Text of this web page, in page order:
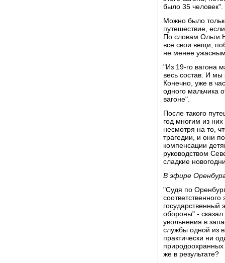
было 35 человек".
Можно было
путешествие,
По словам Ольги
все свои вещи,
не менее
"Из 19-го вагона
весь состав. И мы
Конечно, уже в
одного мальчика
вагоне".
После такого
год многим из
несмотря на то,
трагедии, и они
компенсации
руководством
сладкие
В эфире
"Судя по
государственный
обороны" -
увольнения в
службы одной из
практически ни
природоохранных
же в результате?